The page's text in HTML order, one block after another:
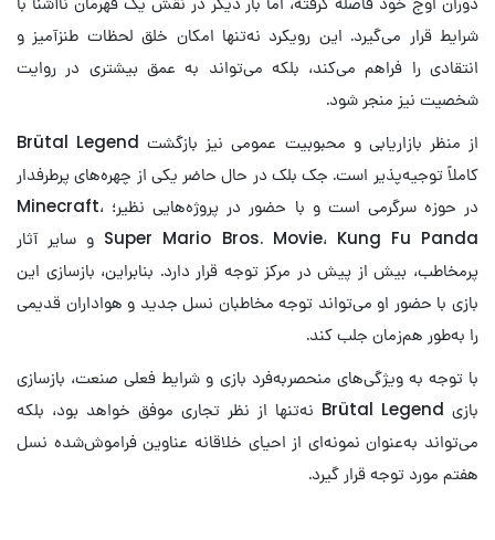
شرایط قرار می‌گیرد. این رویکرد نه‌تنها امکان خلق لحظات طنزآمیز و
انتقادی را فراهم می‌کند، بلکه می‌تواند به عمق بیشتری در روایت
شخصیت نیز منجر شود.
از منظر بازاریابی و محبوبیت عمومی نیز بازگشت Brütal Legend
کاملاً توجیه‌پذیر است. جک بلک در حال حاضر یکی از چهره‌های پرطرفدار
در حوزه سرگرمی ا‌ست و با حضور در پروژه‌هایی نظیر؛ Minecraft،
Super Mario Bros. Movie، Kung Fu Panda و سایر آثار
پرمخاطب، بیش از پیش در مرکز توجه قرار دارد. بنابراین، بازسازی این
بازی با حضور او می‌تواند توجه مخاطبان نسل جدید و هواداران قدیمی
را به‌طور هم‌زمان جلب کند.
با توجه به ویژگی‌های منحصربه‌فرد بازی و شرایط فعلی صنعت، بازسازی
بازی Brütal Legend نه‌تنها از نظر تجاری موفق خواهد بود، بلکه
می‌تواند به‌عنوان نمونه‌ای از احیای خلاقانه عناوین فراموش‌شده نسل
هفتم مورد توجه قرار گیرد.